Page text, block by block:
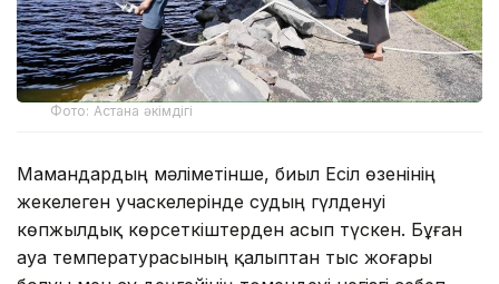
Фото: Астана әкімдігі
Мамандардың мәліметінше, биыл Есіл өзенінің
жекелеген учаскелерінде судың гүлденуі
көпжылдық көрсеткіштерден асып түскен. Бұған
ауа температурасының қалыптан тыс жоғары